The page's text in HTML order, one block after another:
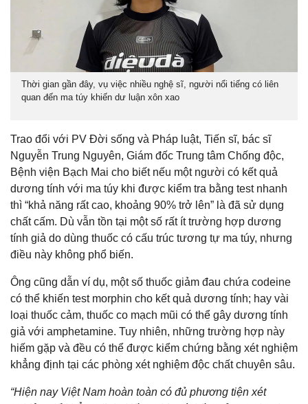
Thời gian gần đây, vụ việc nhiều nghệ sĩ, người nổi tiếng có liên
quan đến ma túy khiến dư luận xôn xao
Trao đổi với PV Đời sống và Pháp luật, Tiến sĩ, bác sĩ
Nguyễn Trung Nguyên, Giám đốc Trung tâm Chống độc,
Bệnh viện Bạch Mai cho biết nếu một người có kết quả
dương tính với ma túy khi được kiểm tra bằng test nhanh
thì “khả năng rất cao, khoảng 90% trở lên” là đã sử dụng
chất cấm. Dù vẫn tồn tại một số rất ít trường hợp dương
tính giả do dùng thuốc có cấu trúc tương tự ma túy, nhưng
điều này không phổ biến.
Ông cũng dẫn ví dụ, một số thuốc giảm đau chứa codeine
có thể khiến test morphin cho kết quả dương tính; hay vài
loại thuốc cảm, thuốc co mạch mũi có thể gây dương tính
giả với amphetamine. Tuy nhiên, những trường hợp này
hiếm gặp và đều có thể được kiểm chứng bằng xét nghiệm
khẳng định tại các phòng xét nghiệm độc chất chuyên sâu.
“Hiện nay Việt Nam hoàn toàn có đủ phương tiện xét